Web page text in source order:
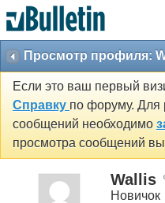
Просмотр профиля:
Если это ваш первый
Справку по форуму. Для
сообщений необходимо
просмотра сообщений
Wallis
Новичок